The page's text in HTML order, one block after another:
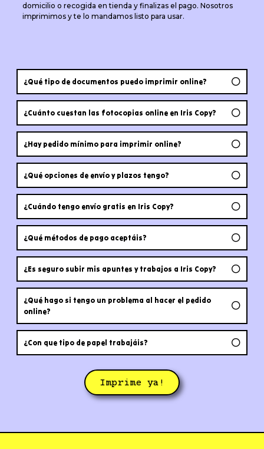
domicilio o recogida en tienda y finalizas el pago. Nosotros
imprimimos y te lo mandamos listo para usar.
¿Qué tipo de documentos puedo imprimir online?
¿Cuánto cuestan las fotocopias online en Iris Copy?
¿Hay pedido mínimo para imprimir online?
¿Qué opciones de envío y plazos tengo?
¿Cuándo tengo envío gratis en Iris Copy?
¿Qué métodos de pago aceptáis?
¿Es seguro subir mis apuntes y trabajos a Iris Copy?
¿Qué hago si tengo un problema al hacer el pedido
online?
¿Con que tipo de papel trabajáis?
Imprime ya!